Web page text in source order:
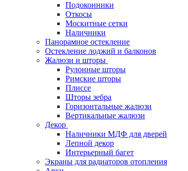
Подоконники
Откосы
Москитные сетки
Наличники
Панорамное остекление
Остекление лоджий и балконов
Жалюзи и шторы
Рулонные шторы
Римские шторы
Плиссе
Шторы зебра
Горизонтальные жалюзи
Вертикальные жалюзи
Декор
Наличники МДФ для дверей
Лепной декор
Интерьерный багет
Экраны для радиаторов отопления